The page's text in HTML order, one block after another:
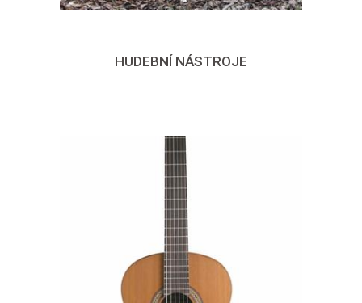
HUDEBNÍ NÁSTROJE